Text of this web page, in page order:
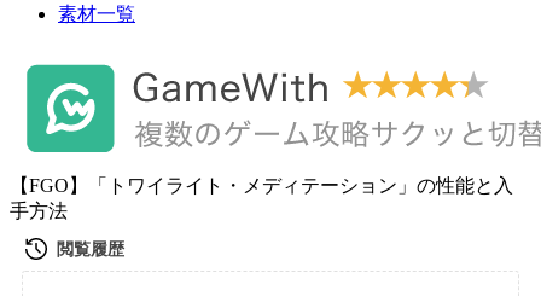
素材一覧
【FGO】「トワイライト・メディテーション」の性能と入
手方法